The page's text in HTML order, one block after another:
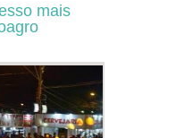
mais